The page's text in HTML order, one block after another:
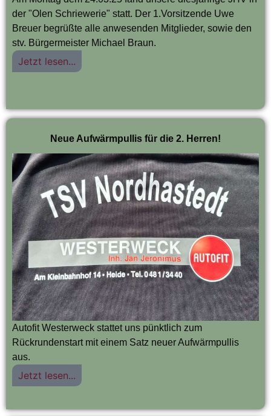
der "Olen Schriewerie" statt. Der 1.Vorsitzende Uwe
Breuer begrüßte alle anwesenden Mitglieder, sowie den
stv. Bürgermeister Michael Braun.
Jetzt lesen...
Neue Aufwärmpullis für die 2. Herren!
Autofit Westerweck stattet uns pünktlich zum
Rückrundenstart mit einem Satz neuer Aufwärmpullis
aus.
Jetzt lesen...